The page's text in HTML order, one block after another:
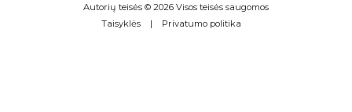
Autorių teisės © 2026 Visos teisės saugomos
Taisyklės | Privatumo politika